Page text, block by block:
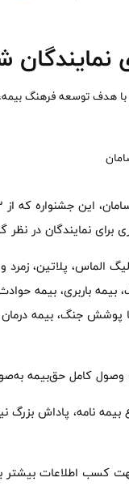
هدف توسعه فرهنگ
الماس، پلاتین،
بیمه باربری، بیمه
جنگ، بیمه درمان
وصول کامل حق‌بیمه